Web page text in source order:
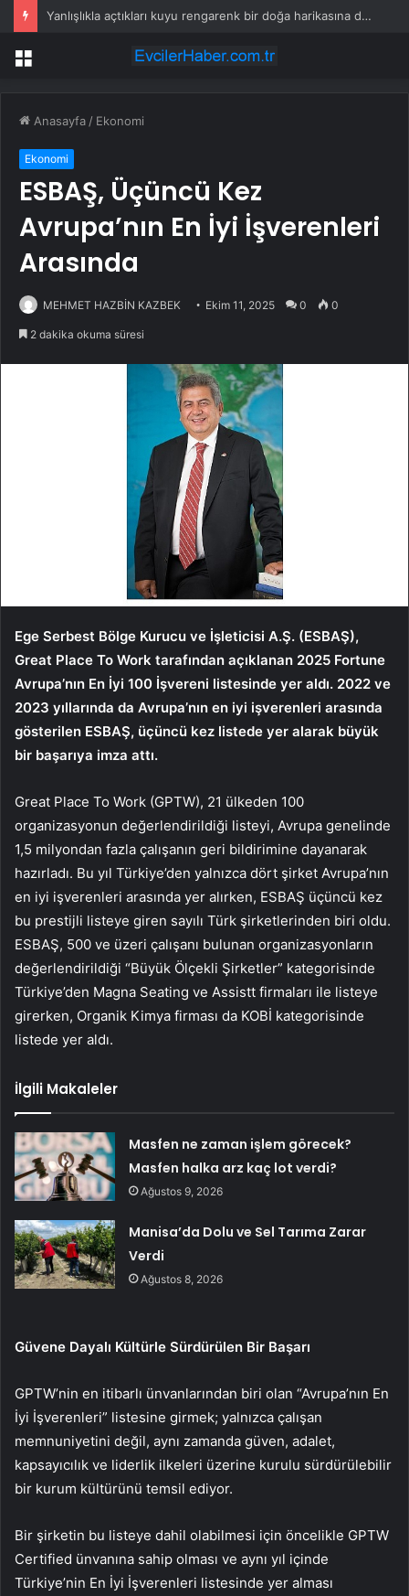
Yanlışlıkla açtıkları kuyu rengarenk bir doğa harikasına dönüştü
Menü
Anasayfa / Ekonomi
Ekonomi
ESBAŞ, Üçüncü Kez
Avrupa’nın En İyi İşverenleri
Arasında
MEHMET HAZBİN KAZBEK Ekim 11, 2025 0 0
2 dakika okuma süresi
Ege Serbest Bölge Kurucu ve İşleticisi A.Ş. (ESBAŞ),
Great Place To Work tarafından açıklanan 2025 Fortune
Avrupa’nın En İyi 100 İşvereni listesinde yer aldı. 2022 ve
2023 yıllarında da Avrupa’nın en iyi işverenleri arasında
gösterilen ESBAŞ, üçüncü kez listede yer alarak büyük
bir başarıya imza attı.
Great Place To Work (GPTW), 21 ülkeden 100
organizasyonun değerlendirildiği listeyi, Avrupa genelinde
1,5 milyondan fazla çalışanın geri bildirimine dayanarak
hazırladı. Bu yıl Türkiye’den yalnızca dört şirket Avrupa’nın
en iyi işverenleri arasında yer alırken, ESBAŞ üçüncü kez
bu prestijli listeye giren sayılı Türk şirketlerinden biri oldu.
ESBAŞ, 500 ve üzeri çalışanı bulunan organizasyonların
değerlendirildiği “Büyük Ölçekli Şirketler” kategorisinde
Türkiye’den Magna Seating ve Assistt firmaları ile listeye
girerken, Organik Kimya firması da KOBİ kategorisinde
listede yer aldı.
İlgili Makaleler
Masfen ne zaman işlem görecek?
Masfen halka arz kaç lot verdi?
Ağustos 9, 2026
Manisa’da Dolu ve Sel Tarıma Zarar
Verdi
Ağustos 8, 2026
Güvene Dayalı Kültürle Sürdürülen Bir Başarı
GPTW’nin en itibarlı ünvanlarından biri olan “Avrupa’nın En
İyi İşverenleri” listesine girmek; yalnızca çalışan
memnuniyetini değil, aynı zamanda güven, adalet,
kapsayıcılık ve liderlik ilkeleri üzerine kurulu sürdürülebilir
bir kurum kültürünü temsil ediyor.
Bir şirketin bu listeye dahil olabilmesi için öncelikle GPTW
Certified ünvanına sahip olması ve aynı yıl içinde
Türkiye’nin En İyi İşverenleri listesinde yer alması